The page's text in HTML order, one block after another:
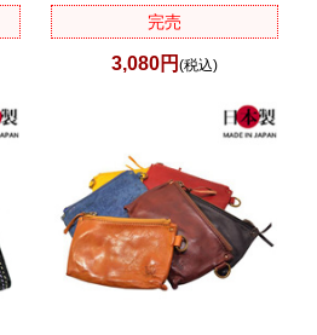
完売
3,080円 (税込)